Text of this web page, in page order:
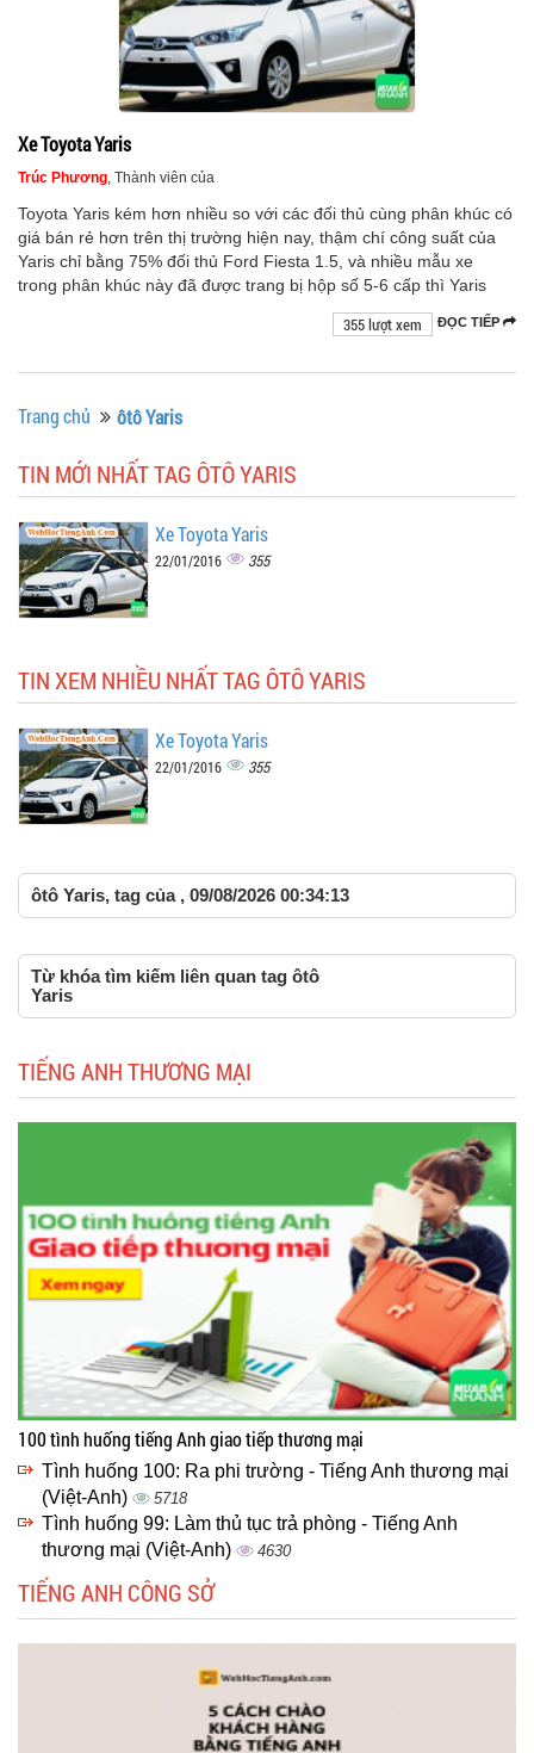
Xe Toyota Yaris
Trúc Phương , Thành viên của
Toyota Yaris kém hơn nhiều so với các đối thủ cùng phân khúc có
giá bán rẻ hơn trên thị trường hiện nay, thậm chí công suất của
Yaris chỉ bằng 75% đối thủ Ford Fiesta 1.5, và nhiều mẫu xe
trong phân khúc này đã được trang bị hộp số 5-6 cấp thì Yaris
ĐỌC TIẾP
355 lượt xem
Trang chủ ôtô Yaris
TIN MỚI NHẤT TAG ÔTÔ YARIS
Xe Toyota Yaris
22/01/2016 355
TIN XEM NHIỀU NHẤT TAG ÔTÔ YARIS
Xe Toyota Yaris
22/01/2016 355
ôtô Yaris, tag của , 09/08/2026 00:34:13
Từ khóa tìm kiếm liên quan tag ôtô
Yaris
TIẾNG ANH THƯƠNG MẠI
100 tình huống tiếng Anh giao tiếp thương mại
Tình huống 100: Ra phi trường - Tiếng Anh thương mại
(Việt-Anh)
5718
Tình huống 99: Làm thủ tục trả phòng - Tiếng Anh
thương mại (Việt-Anh)
4630
TIẾNG ANH CÔNG SỞ